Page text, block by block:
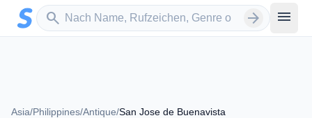
Zum Hauptinhalt springen
search
Sender suchen arrow_forward menu
Asia/Philippines/Antique/San Jose de Buenavista